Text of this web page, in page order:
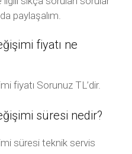
paylaşalım.
fiyatı ne
fiyatı Sorunuz TL’dir.
süresi nedir?
süresi teknik servis